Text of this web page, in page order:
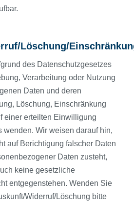
Löschung/
des Datenschutzgesetzes
Verarbeitung oder Nutzung
Daten und deren
Löschung, Einschränkung
einer erteilten Einwilligung
wenden. Wir weisen darauf hin,
auf Berichtigung falscher Daten
Daten zusteht,
keine gesetzliche
entgegenstehen. Wenden Sie
Widerruf/Löschung bitte